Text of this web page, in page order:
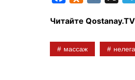
c
b
n
k
Читайте
массаж